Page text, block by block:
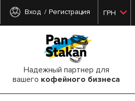
Вход Регистрация ГРН
Надежный партнер для
вашего кофейного бизнеса